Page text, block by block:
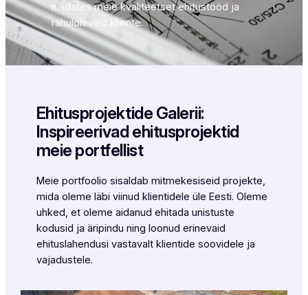
näidates meie kvaliteetset ehitustööd ja
rahulolevaid kliente.
Ehitusprojektide Galerii:
Inspireerivad ehitusprojektid
meie portfellist
Meie portfoolio sisaldab mitmekesiseid projekte,
mida oleme läbi viinud klientidele üle Eesti. Oleme
uhked, et oleme aidanud ehitada unistuste
kodusid ja äripindu ning loonud erinevaid
ehituslahendusi vastavalt klientide soovidele ja
vajadustele.